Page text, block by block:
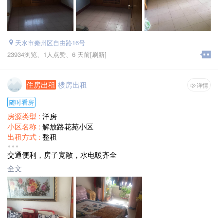
天水市秦州区自由路16号
23934浏览、 1人点赞、 6 天前[刷新]
住房出租 楼房出租 详情
随时看房
房源类型 : 洋房
小区名称 : 解放路花苑小区
出租方式 : 整租
房屋配套 :
楼层 :中层
月租金 :
面积 :96平方米
交通便利，房子宽敞，水电暖齐全
全文